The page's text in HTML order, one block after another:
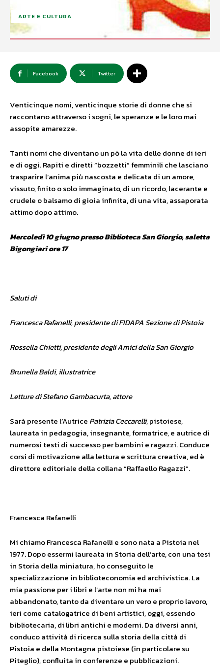
ARTE E CULTURA
Facebook Twitter
Venticinque nomi, venticinque storie di donne che si
raccontano attraverso i sogni, le speranze e le loro mai
assopite amarezze.
Tanti nomi che diventano un pò la vita delle donne di ieri
e di oggi. Rapiti e diretti “bozzetti” femminili che lasciano
trasparire l’anima più nascosta e delicata di un amore,
vissuto, finito o solo immaginato, di un ricordo, lacerante e
crudele o balsamo di gioia infinita, di una vita, assaporata
attimo dopo attimo.
Mercoledì 10 giugno presso Biblioteca San Giorgio, saletta
Bigongiari ore 17
Saluti di
Francesca Rafanelli, presidente di FIDAPA Sezione di Pistoia
Rossella Chietti, presidente degli Amici della San Giorgio
Brunella Baldi, illustratrice
Letture di Stefano Gambacurta, attore
Sarà presente l’Autrice Patrizia Ceccarelli, pistoiese,
laureata in pedagogia, insegnante, formatrice, e autrice di
numerosi testi di successo per bambini e ragazzi. Conduce
corsi di motivazione alla lettura e scrittura creativa, ed è
direttore editoriale della collana “Raffaello Ragazzi”.
Francesca Rafanelli
Mi chiamo Francesca Rafanelli e sono nata a Pistoia nel
1977. Dopo essermi laureata in Storia dell’arte, con una tesi
in Storia della miniatura, ho conseguito le
specializzazione in biblioteconomia ed archivistica. La
mia passione per i libri e l’arte non mi ha mai
abbandonato, tanto da diventare un vero e proprio lavoro,
ieri come catalogatrice di beni artistici, oggi, essendo
bibliotecaria, di libri antichi e moderni. Da diversi anni,
conduco attività di ricerca sulla storia della città di
Pistoia e della Montagna pistoiese (in particolare su
Piteglio), confluita in conferenze e pubblicazioni.